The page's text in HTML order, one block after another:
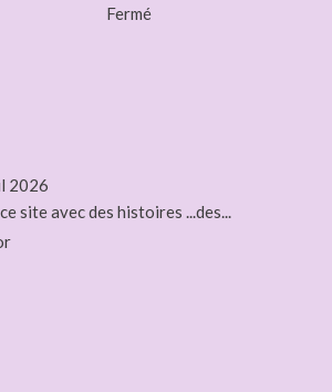
Fermé
2026
site avec des histoires ...des...